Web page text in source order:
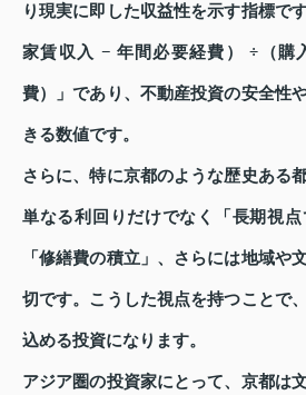
り現実に即した収益性を示す指標で
家賃収入 − 年間必要経費） ÷（購
費）」であり、不動産投資の安全性
きる数値です。
さらに、特に京都のような歴史ある
単なる利回りだけでなく「長期視
「修繕費の積立」、さらには地域や
切です。こうした視点を持つことで
込める投資になります。
アジア圏の投資家にとって、京都は